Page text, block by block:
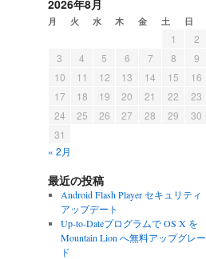
2026年8月
月 火 水 木 金 土 日
1
2
3
4 5 6 7 8
9
10
11 12 13 14 15
16
17
18 19 20 21 22
23
24
25 26 27 28 29
30
31
« 2月
最近の投稿
Android Flash Player セキュリティ
アップデート
Up-to-Dateプログラムで OS X を
Mountain Lion へ無料アップグレー
ド